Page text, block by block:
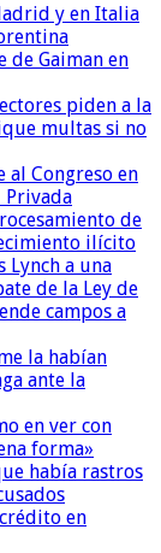
y en Italia
Gaiman en
piden a la
multas si no
al Congreso en
Privada
de
ilícito
Lynch a una
de la Ley de
campos a
la habían
ante la
en ver con
forma»
había rastros
en